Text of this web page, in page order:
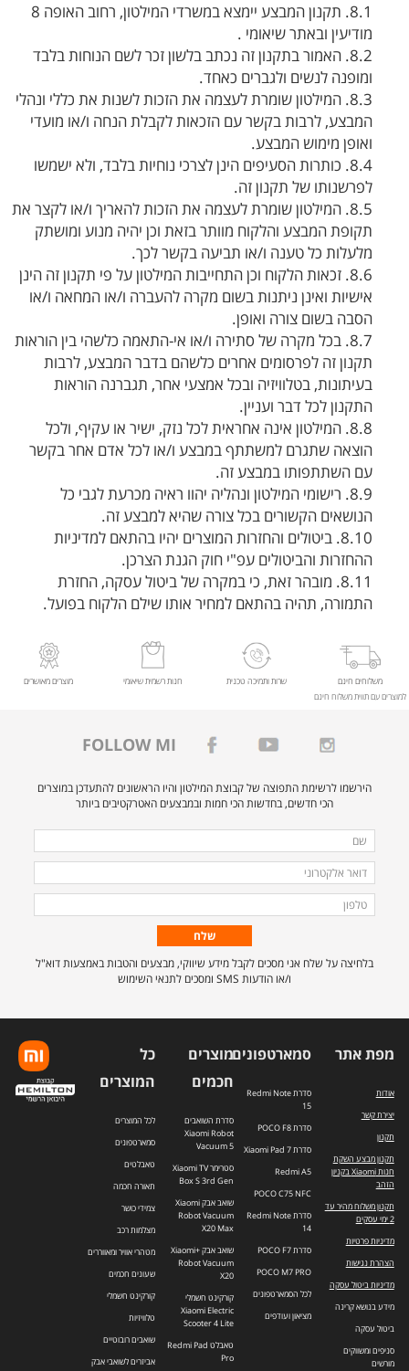
8.1. תקנון המבצע יימצא במשרדי המילטון, רחוב האופה 8
מודיעין ובאתר שיאומי .
8.2. האמור בתקנון זה נכתב בלשון זכר לשם הנוחות בלבד
ומופנה לנשים ולגברים כאחד.
8.3. המילטון שומרת לעצמה את הזכות לשנות את כללי ונהלי
המבצע, לרבות בקשר עם הזכאות לקבלת הנחה ו/או מועדי
ואופן מימוש המבצע.
8.4. כותרות הסעיפים הינן לצרכי נוחיות בלבד, ולא ישמשו
לפרשנותו של תקנון זה.
8.5. המילטון שומרת לעצמה את הזכות להאריך ו/או לקצר את
תקופת המבצע והלקוח מוותר בזאת וכן יהיה מנוע ומושתק
מלעלות כל טענה ו/או תביעה בקשר לכך.
8.6. זכאות הלקוח וכן התחייבות המילטון על פי תקנון זה הינן
אישיות ואינן ניתנות בשום מקרה להעברה ו/או המחאה ו/או
הסבה בשום צורה ואופן.
8.7. בכל מקרה של סתירה ו/או אי-התאמה כלשהי בין הוראות
תקנון זה לפרסומים אחרים כלשהם בדבר המבצע, לרבות
בעיתונות, בטלוויזיה ובכל אמצעי אחר, תגברנה הוראות
התקנון לכל דבר ועניין.
8.8. המילטון אינה אחראית לכל נזק, ישיר או עקיף, ולכל
הוצאה שתגרם למשתתף במבצע ו/או לכל אדם אחר בקשר
עם השתתפותו במבצע זה.
8.9. רישומי המילטון ונהליה יהוו ראיה מכרעת לגבי כל
הנושאים הקשורים בכל צורה שהיא למבצע זה.
8.10. ביטולים והחזרות המוצרים יהיו בהתאם למדיניות
ההחזרות והביטולים עפ"י חוק הגנת הצרכן.
8.11. מובהר זאת, כי במקרה של ביטול עסקה, החזרת
התמורה, תהיה בהתאם למחיר אותו שילם הלקוח בפועל.
משלוחים חינם
למוצרים עם תווית משלוח חינם
שרות ותמיכה טכנית חנות רשמית שיאומי מוצרים מאושרים
FOLLOW MI
הירשמו לרשימת התפוצה של קבוצת המילטון והיו הראשונים להתעדכן במוצרים
הכי חדשים, בחדשות הכי חמות ובמבצעים האטרקטיבים ביותר
מלאו
את
הפרטים
הבאים
לרשימת
שם
דואר
אלקטרוני
טלפון
בלחיצה על שלח אני מסכים לקבל מידע שיווקי, מבצעים והטבות באמצעות דוא"ל
ו/או הודעות SMS ומסכים לתנאי השימוש
מפת אתר
אודות
יצירת קשר
תקנון
תקנון מבצע השקת
חנות Xiaomi בקניון
הזהב
תקנון משלוח מהיר עד
2 ימי עסקים
מדיניות פרטיות
הצהרת נגישות
מדיניות ביטול עסקה
מידע בנושא קרינה
ביטול עסקה
סניפים ומשווקים
מורשים
סמארטפונים
סדרת Redmi Note
15
סדרת POCO F8
סדרת Xiaomi Pad 7
Redmi A5
POCO C75 NFC
סדרת Redmi Note
14
סדרת POCO F7
POCO M7 PRO
לכל הסמארטפונים
מציאון ועודפים
מוצרים
חכמים
סדרת השואבים
Xiaomi Robot
Vacuum 5
סטרימר Xiaomi TV
Box S 3rd Gen
שואב אבק Xiaomi
Robot Vacuum
X20 Max
שואב אבק +Xiaomi
Robot Vacuum
X20
קורקינט חשמלי
Xiaomi Electric
Scooter 4 Lite
טאבלט Redmi Pad
Pro
כל
המוצרים
לכל המוצרים
סמארטפונים
טאבלטים
תאורה חכמה
צמידי כושר
מצלמות רכב
מטהרי אוויר ומאווררים
שעונים חכמים
קורקינט חשמלי
טלוויזיות
שואבים רובוטיים
אביזרים לשואבי אבק